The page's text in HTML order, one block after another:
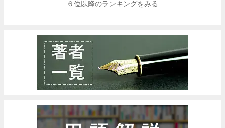
６位以降のランキングをみる